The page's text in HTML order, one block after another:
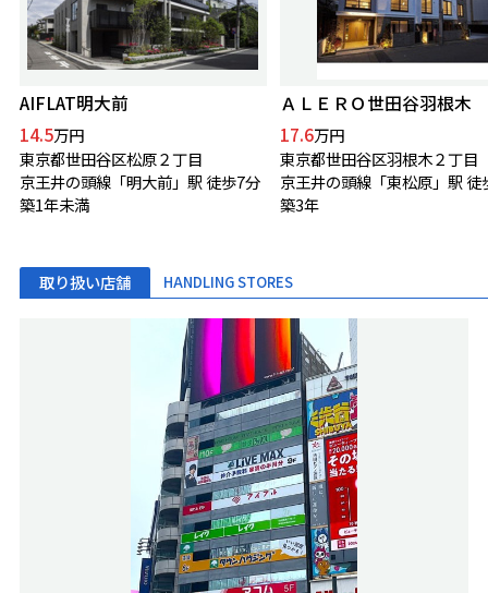
AIFLAT明大前
14.5万円
東京都世田谷区松原２丁目
京王井の頭線「明大前」駅 徒歩7分
築1年未満
ＡＬＥＲＯ世田谷羽根木
17.6万円
東京都世田谷区羽根木２丁目
京王井の頭線「東松原」駅 徒
築3年
取り扱い店舗 HANDLING STORES